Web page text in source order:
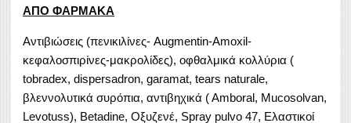
ΑΠΟ ΦΑΡΜΑΚΑ
Αντιβιώσεις (πενικιλίνες- Augmentin-Amoxil-
κεφαλοσπιρίνες-μακρολίδες), οφθαλμικά κολλύρια (
tobradex, dispersadron, garamat, tears naturale,
βλεννολυτικά συρόπια, αντιβηχικά ( Αmboral, Mucosolvan,
Levotuss), Betadine, Oξυζενέ, Spray pulvo 47, Eλαστικοί